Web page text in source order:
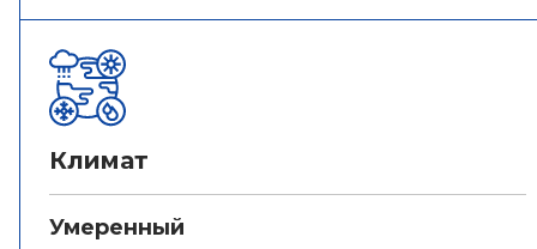
Климат
Умеренный